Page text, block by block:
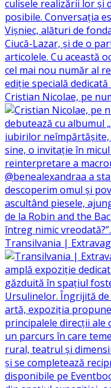
Cristian Nicolae, pe
Transilvania |